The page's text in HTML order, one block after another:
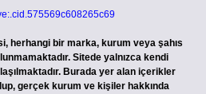
herhangi bir marka, kurum veya şahıs
Sitede yalnızca kendi
Burada yer alan içerikler
gerçek kurum ve kişiler hakkında